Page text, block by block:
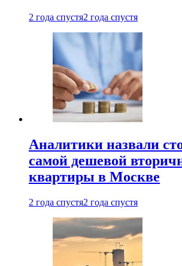
2 года спустя2 года спустя
Аналитики назвали
самой дешевой
квартиры в Москве
2 года спустя2 года спустя